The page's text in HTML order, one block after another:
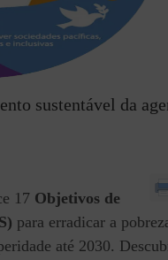
sustentável da
17 Objetivos de
para erradicar a
até 2030.